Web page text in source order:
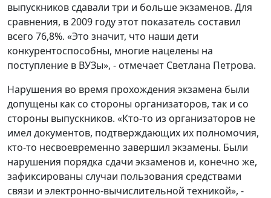
выпускников сдавали три и больше экзаменов. Для
сравнения, в 2009 году этот показатель составил
всего 76,8%. «Это значит, что наши дети
конкурентоспособны, многие нацелены на
поступление в ВУЗы», - отмечает Светлана Петрова.
Нарушения во время прохождения экзамена были
допущены как со стороны организаторов, так и со
стороны выпускников. «Кто-то из организаторов не
имел документов, подтверждающих их полномочия,
кто-то несвоевременно завершил экзамены. Были
нарушения порядка сдачи экзаменов и, конечно же,
зафиксированы случаи пользования средствами
связи и электронно-вычислительной техникой», -